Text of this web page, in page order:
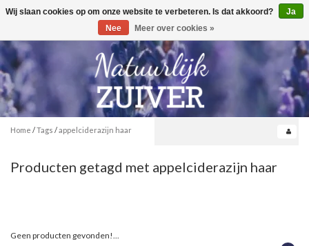
Toggle
0
Home /Tags /appelciderazijn haar
Producten getagd met appelciderazijn haar
Geen producten gevonden!...
Wij slaan cookies op om onze website te verbeteren. Is dat akkoord?
Ja
Nee
Meer over cookies »